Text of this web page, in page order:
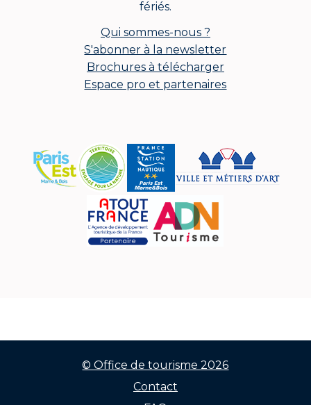
fériés.
Qui sommes-nous ?
S'abonner à la newsletter
Brochures à télécharger
Espace pro et partenaires
© Office de tourisme 2026
Contact